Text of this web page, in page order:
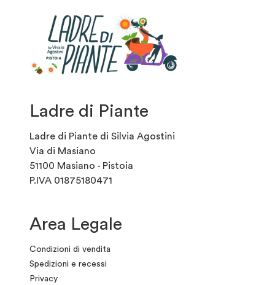
Ladre di Piante
Ladre di Piante di Silvia Agostini
Via di Masiano
51100 Masiano - Pistoia
P.IVA 01875180471
Area Legale
Condizioni di vendita
Spedizioni e recessi
Privacy